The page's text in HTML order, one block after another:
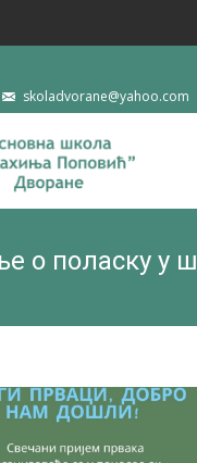
skoladvorane@yahoo.com
о поласку у